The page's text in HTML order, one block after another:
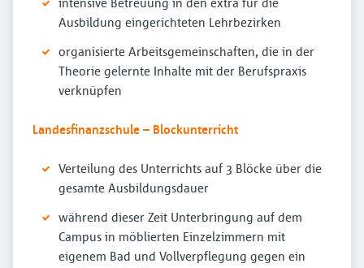
Ausbildung eingerichteten Lehrbezirken
organisierte Arbeitsgemeinschaften, die in der
Theorie gelernte Inhalte mit der Berufspraxis
verknüpfen
Landesfinanzschule – Blockunterricht
Verteilung des Unterrichts auf 3 Blöcke über die
gesamte Ausbildungsdauer
während dieser Zeit Unterbringung auf dem
Campus in möblierten Einzelzimmern mit
eigenem Bad und Vollverpflegung gegen ein